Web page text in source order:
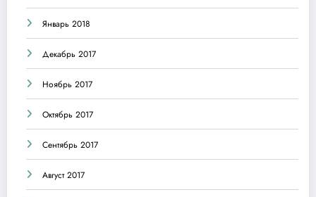
Январь 2018
Декабрь 2017
Ноябрь 2017
Октябрь 2017
Сентябрь 2017
Август 2017